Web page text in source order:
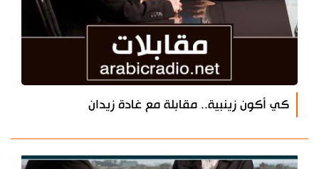
كي أكون زينبية.. مقابلة مع غادة زيدان